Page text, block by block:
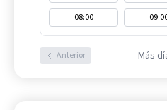
08:00
Anterior Más